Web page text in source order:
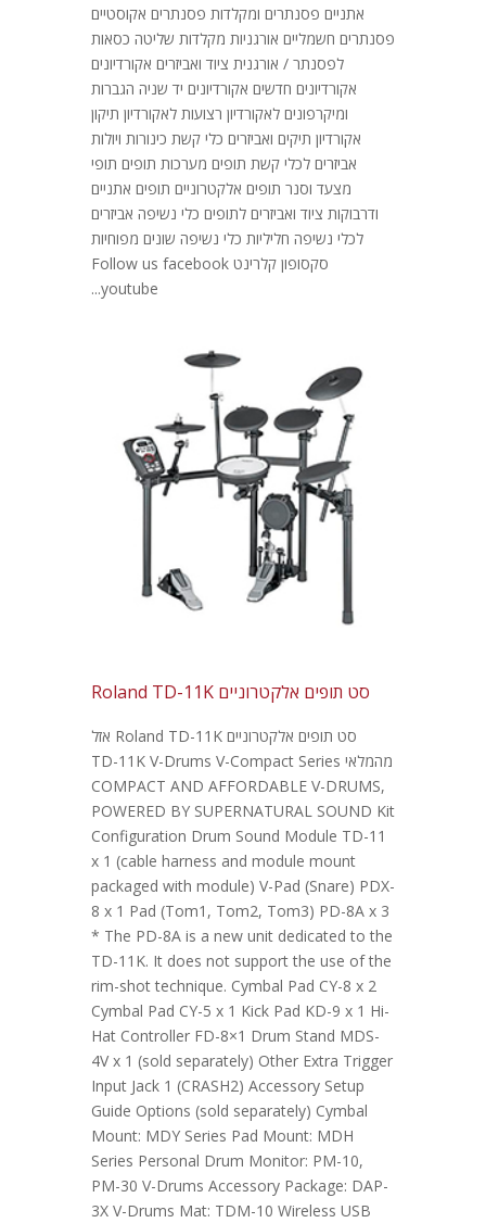
אתניים פסנתרים ומקלדות פסנתרים אקוסטיים
פסנתרים חשמליים אורגניות מקלדות שליטה כסאות
לפסנתר / אורגנית ציוד ואביזרים אקורדיונים
אקורדיונים חדשים אקורדיונים יד שניה הגברות
ומיקרפונים לאקורדיון רצועות לאקורדיון תיקון
אקורדיון תיקים ואביזרים כלי קשת כינורות ויולות
אביזרים לכלי קשת תופים מערכות תופים תופי
מצעד וסנר תופים אלקטרוניים תופים אתניים
ודרבוקות ציוד ואביזרים לתופים כלי נשיפה אביזרים
לכלי נשיפה חליליות כלי נשיפה שונים מפוחיות
סקסופון קלרינט Follow us facebook
youtube...
סט תופים אלקטרוניים Roland TD-11K
סט תופים אלקטרוניים Roland TD-11K אזל
מהמלאי TD-11K V-Drums V-Compact Series
COMPACT AND AFFORDABLE V-DRUMS,
POWERED BY SUPERNATURAL SOUND Kit
Configuration Drum Sound Module TD-11
x 1 (cable harness and module mount
packaged with module) V-Pad (Snare) PDX-
8 x 1 Pad (Tom1, Tom2, Tom3) PD-8A x 3
* The PD-8A is a new unit dedicated to the
TD-11K. It does not support the use of the
rim-shot technique. Cymbal Pad CY-8 x 2
Cymbal Pad CY-5 x 1 Kick Pad KD-9 x 1 Hi-
Hat Controller FD-8×1 Drum Stand MDS-
4V x 1 (sold separately) Other Extra Trigger
Input Jack 1 (CRASH2) Accessory Setup
Guide Options (sold separately) Cymbal
Mount: MDY Series Pad Mount: MDH
Series Personal Drum Monitor: PM-10,
PM-30 V-Drums Accessory Package: DAP-
3X V-Drums Mat: TDM-10 Wireless USB